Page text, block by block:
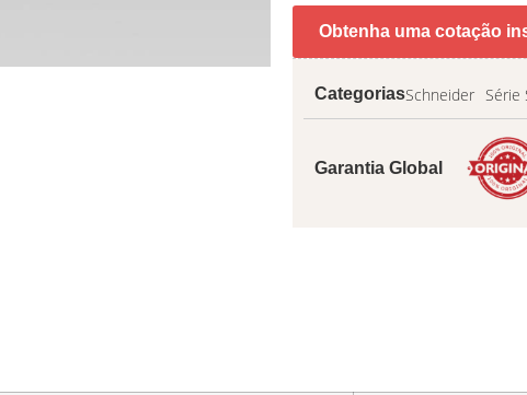
Obtenha uma cotação
CategoriasSchneider Série
Garantia Global